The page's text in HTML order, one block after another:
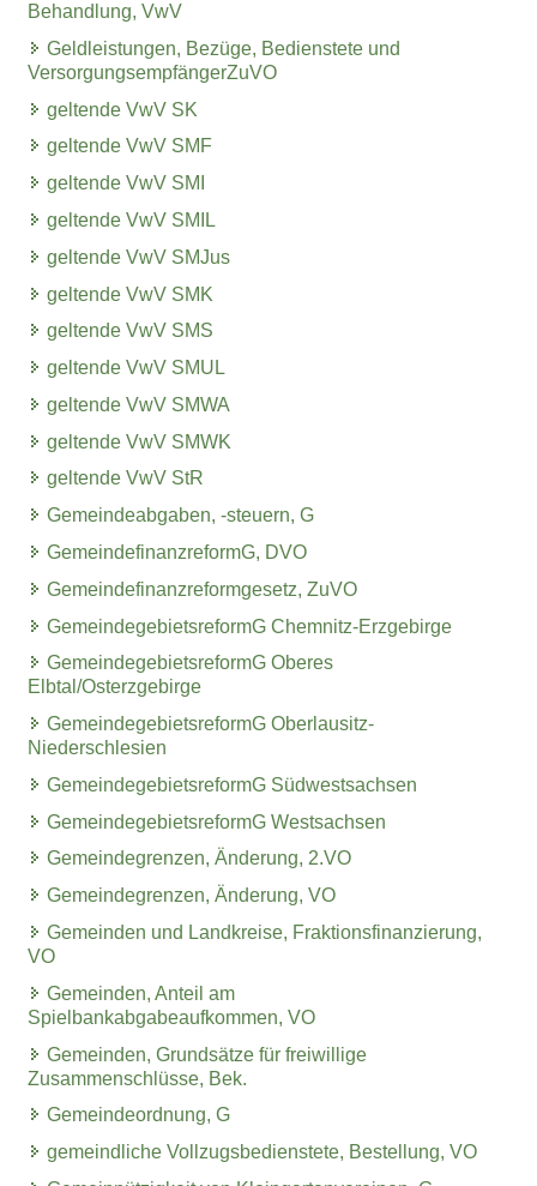
Behandlung, VwV
Geldleistungen, Bezüge, Bedienstete und
VersorgungsempfängerZuVO
geltende VwV SK
geltende VwV SMF
geltende VwV SMI
geltende VwV SMIL
geltende VwV SMJus
geltende VwV SMK
geltende VwV SMS
geltende VwV SMUL
geltende VwV SMWA
geltende VwV SMWK
geltende VwV StR
Gemeindeabgaben, -steuern, G
GemeindefinanzreformG, DVO
Gemeindefinanzreformgesetz, ZuVO
GemeindegebietsreformG Chemnitz-Erzgebirge
GemeindegebietsreformG Oberes
Elbtal/Osterzgebirge
GemeindegebietsreformG Oberlausitz-
Niederschlesien
GemeindegebietsreformG Südwestsachsen
GemeindegebietsreformG Westsachsen
Gemeindegrenzen, Änderung, 2.VO
Gemeindegrenzen, Änderung, VO
Gemeinden und Landkreise, Fraktionsfinanzierung,
VO
Gemeinden, Anteil am
Spielbankabgabeaufkommen, VO
Gemeinden, Grundsätze für freiwillige
Zusammenschlüsse, Bek.
Gemeindeordnung, G
gemeindliche Vollzugsbedienstete, Bestellung, VO